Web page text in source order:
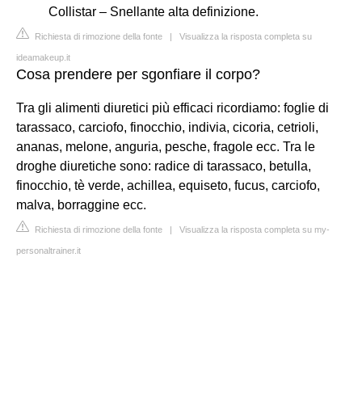
Collistar – Snellante alta definizione.
Richiesta di rimozione della fonte | Visualizza la risposta completa su
ideamakeup.it
Cosa prendere per sgonfiare il corpo?
Tra gli alimenti diuretici più efficaci ricordiamo: foglie di
tarassaco, carciofo, finocchio, indivia, cicoria, cetrioli,
ananas, melone, anguria, pesche, fragole ecc. Tra le
droghe diuretiche sono: radice di tarassaco, betulla,
finocchio, tè verde, achillea, equiseto, fucus, carciofo,
malva, borraggine ecc.
Richiesta di rimozione della fonte | Visualizza la risposta completa su my-
personaltrainer.it